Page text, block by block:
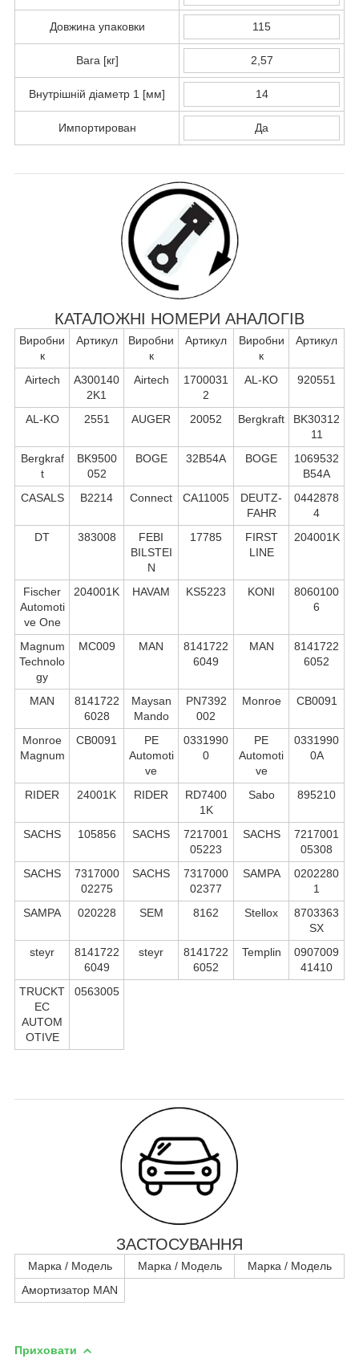
Довжина упаковки 115
Вага [кг] 2,57
Внутрішній діаметр 1 [мм] 14
Импортирован Да
КАТАЛОЖНІ НОМЕРИ АНАЛОГІВ
Виробни
к
Артикул
Виробни
к
Артикул
Виробни
к
Артикул
Airtech
A300140
2K1
Airtech
1700031
2
AL-KO 920551
AL-KO 2551 AUGER 20052 Bergkraft
BK30312
11
Bergkraf
t
BK9500
052
BOGE 32B54A BOGE
1069532
B54A
CASALS
B2214 Connect CA11005
DEUTZ-
FAHR
0442878
4
DT
383008
FEBI
BILSTEI
N
17785
FIRST
LINE
204001K
Fischer
Automoti
ve One
204001K HAVAM KS5223 KONI
8060100
6
Magnum
Technolo
gy
MC009 MAN
8141722
6049
MAN
8141722
6052
MAN
8141722
6028
Maysan
Mando
PN7392
002
Monroe CB0091
Monroe
Magnum
CB0091
PE
Automoti
ve
0331990
0
PE
Automoti
ve
0331990
0A
RIDER 24001K RIDER
RD7400
1K
Sabo 895210
SACHS 105856 SACHS
7217001
05223
SACHS
7217001
05308
SACHS
7317000
02275
SACHS
7317000
02377
SAMPA
0202280
1
SAMPA
020228 SEM 8162 Stellox
8703363
SX
steyr
8141722
6049
steyr
8141722
6052
Templin
0907009
41410
TRUCKT
EC
AUTOM
OTIVE
0563005
ЗАСТОСУВАННЯ
Марка / Модель Марка / Модель
Марка / Модель
Амортизатор MAN
Приховати